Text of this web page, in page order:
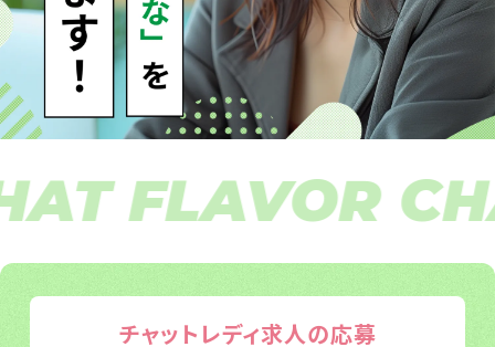
FLAVOR
チャットレディ求人の応募